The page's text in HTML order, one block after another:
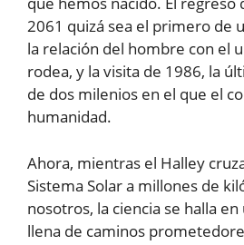
2061 quizá sea el primero de
la relación del hombre con el
rodea, y la visita de 1986, la
de dos milenios en el que el
humanidad.
Ahora, mientras el Halley
Sistema Solar a millones de
nosotros, la ciencia se halla
llena de caminos